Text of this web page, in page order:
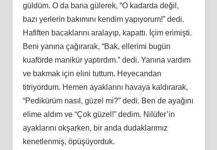
güldüm. O da bana gülerek, “O kadarda değil,
bazı yerlerin bakımını kendim yapıyorum!” dedi.
Hafiften bacaklarını aralayıp, kapattı. İçim erimişti.
Beni yanına çağırarak, “Bak, ellerimi bugün
kuaförde manikür yaptırdım.” dedi. Yanına vardım
ve bakmak için elini tuttum. Heyecandan
titriyordum. Hemen ayaklarını havaya kaldırarak,
“Pedikürüm nasıl, güzel mi?” dedi. Ben de ayağını
elime aldım ve “Çok güzel!” dedim. Nilüfer’in
ayaklarını okşarken, bir anda dudaklarımız
kenetlenmiş, öpüşüyorduk.